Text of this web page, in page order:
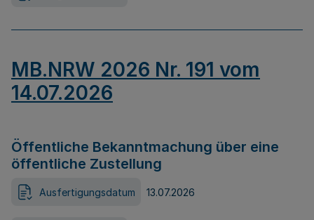
MB.NRW 2026 Nr. 191 vom
14.07.2026
Öffentliche Bekanntmachung über eine
öffentliche Zustellung
Ausfertigungsdatum 13.07.2026